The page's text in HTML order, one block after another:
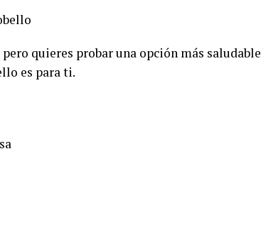
quieres probar una opción más
es para ti.